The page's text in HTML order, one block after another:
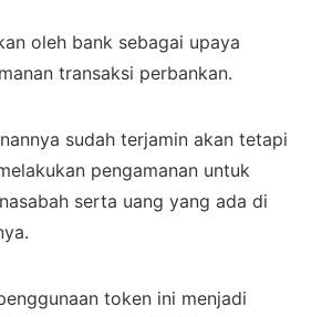
oleh bank sebagai upaya
transaksi perbankan.
sudah terjamin akan tetapi
pengamanan untuk
serta uang yang ada di
token ini menjadi